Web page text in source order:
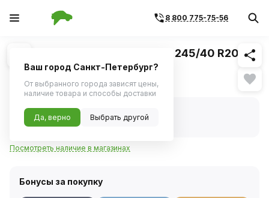
8 800 775-75-56
1/1 Похожие
Шина MICHELIN Pilot Sport 4 S 245/40 R20
99Y XL ZP
Нет в наличии
Нет в наличии
Код товара:1113600
Артикул:238305
Посмотреть наличие в магазинах
Бонусы за покупку
Ваш город Санкт-Петербург?
От выбранного города зависят цены,
наличие товара и способы доставки
Да, верно Выбрать другой